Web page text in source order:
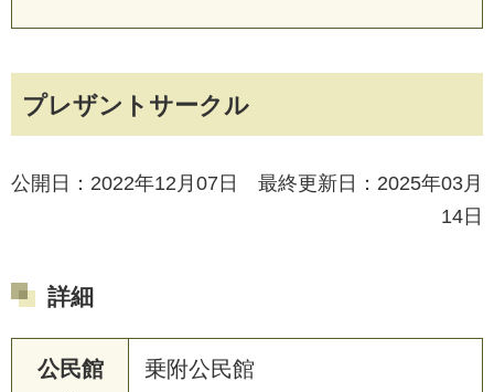
プレザントサークル
公開日：2022年12月07日 最終更新日：2025年03月
14日
詳細
公民館
乗附公民館